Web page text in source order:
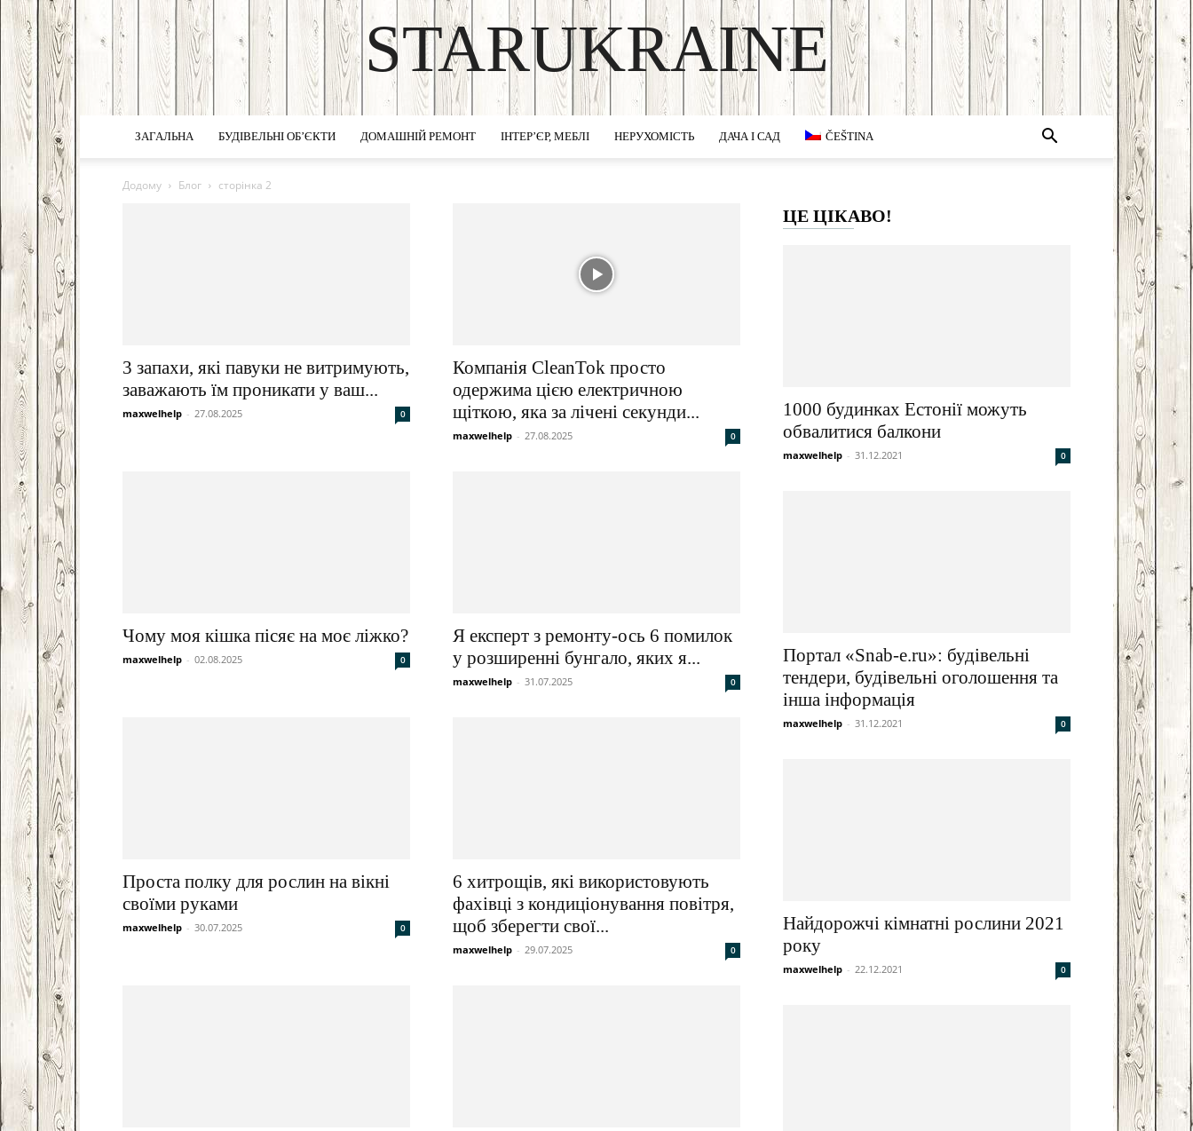
STARUKRAINE
DISCOVER THE ART OF PUBLISHING
ЗАГАЛЬНА БУДІВЕЛЬНІ ОБ’ЄКТИ ДОМАШНІЙ РЕМОНТ ІНТЕР’ЄР, МЕБЛІ НЕРУХОМІСТЬ ДАЧА І САД ČEŠTINA
Додому Блог сторінка 2
3 запахи, які павуки не витримують,
заважають їм проникати у ваш...
maxwelhelp - 27.08.2025 0
Компанія CleanTok просто
одержима цією електричною
щіткою, яка за лічені секунди...
maxwelhelp - 27.08.2025 0
Чому моя кішка пісяє на моє ліжко?
maxwelhelp - 02.08.2025 0
Я експерт з ремонту-ось 6 помилок
у розширенні бунгало, яких я...
maxwelhelp - 31.07.2025 0
Проста полку для рослин на вікні
своїми руками
maxwelhelp - 30.07.2025 0
6 хитрощів, які використовують
фахівці з кондиціонування повітря,
щоб зберегти свої...
maxwelhelp - 29.07.2025 0
ЦЕ ЦІКАВО!
1000 будинках Естонії можуть
обвалитися балкони
maxwelhelp - 31.12.2021 0
Портал «Snab-e.ru»: будівельні
тендери, будівельні оголошення та
інша інформація
maxwelhelp - 31.12.2021 0
Найдорожчі кімнатні рослини 2021
року
maxwelhelp - 22.12.2021 0